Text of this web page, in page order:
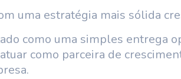
uma estratégia mais sólida
como uma simples entrega
atuar como parceira de